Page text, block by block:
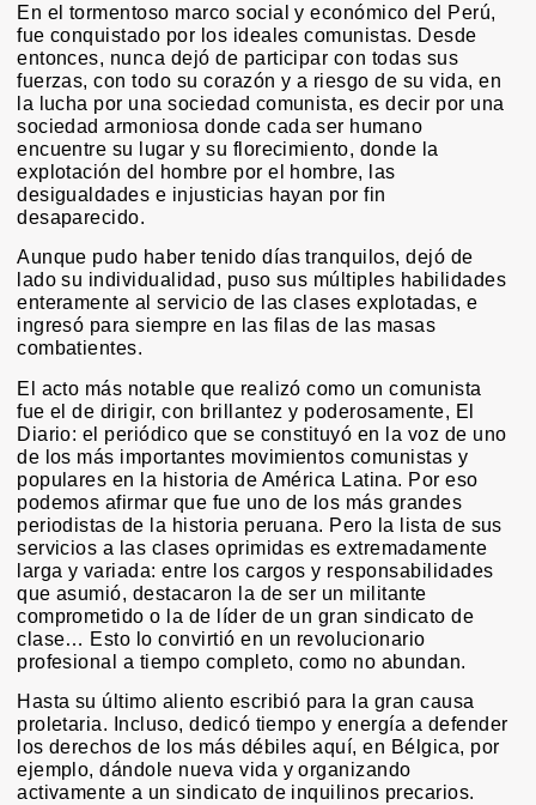
En el tormentoso marco social y económico del Perú,
fue conquistado por los ideales comunistas. Desde
entonces, nunca dejó de participar con todas sus
fuerzas, con todo su corazón y a riesgo de su vida, en
la lucha por una sociedad comunista, es decir por una
sociedad armoniosa donde cada ser humano
encuentre su lugar y su florecimiento, donde la
explotación del hombre por el hombre, las
desigualdades e injusticias hayan por fin
desaparecido.
Aunque pudo haber tenido días tranquilos, dejó de
lado su individualidad, puso sus múltiples habilidades
enteramente al servicio de las clases explotadas, e
ingresó para siempre en las filas de las masas
combatientes.
El acto más notable que realizó como un comunista
fue el de dirigir, con brillantez y poderosamente, El
Diario: el periódico que se constituyó en la voz de uno
de los más importantes movimientos comunistas y
populares en la historia de América Latina. Por eso
podemos afirmar que fue uno de los más grandes
periodistas de la historia peruana. Pero la lista de sus
servicios a las clases oprimidas es extremadamente
larga y variada: entre los cargos y responsabilidades
que asumió, destacaron la de ser un militante
comprometido o la de líder de un gran sindicato de
clase… Esto lo convirtió en un revolucionario
profesional a tiempo completo, como no abundan.
Hasta su último aliento escribió para la gran causa
proletaria. Incluso, dedicó tiempo y energía a defender
los derechos de los más débiles aquí, en Bélgica, por
ejemplo, dándole nueva vida y organizando
activamente a un sindicato de inquilinos precarios.